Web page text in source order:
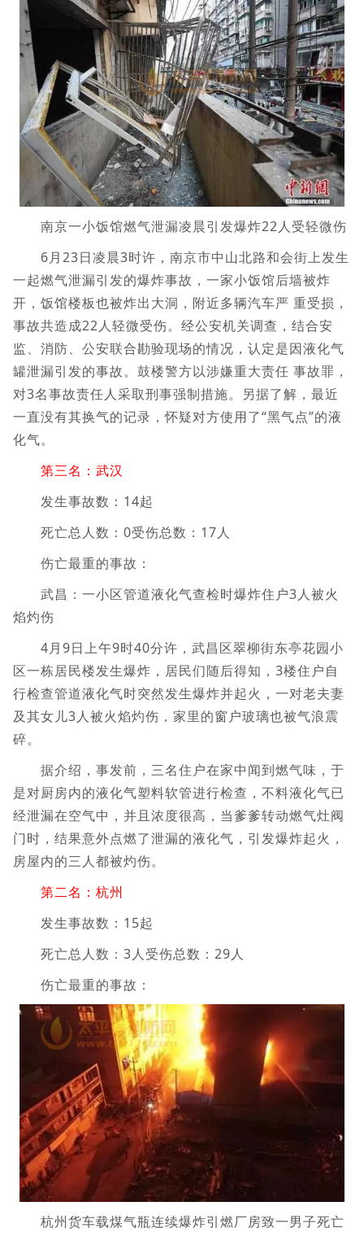
南京一小饭馆燃气泄漏凌晨引发爆炸22人受轻微伤
6月23日凌晨3时许，南京市中山北路和会街上发生
一起燃气泄漏引发的爆炸事故，一家小饭馆后墙被炸
开，饭馆楼板也被炸出大洞，附近多辆汽车严 重受损，
事故共造成22人轻微受伤。经公安机关调查，结合安
监、消防、公安联合勘验现场的情况，认定是因液化气
罐泄漏引发的事故。鼓楼警方以涉嫌重大责任 事故罪，
对3名事故责任人采取刑事强制措施。另据了解，最近
一直没有其换气的记录，怀疑对方使用了“黑气点”的液
化气。
第三名：武汉
发生事故数：14起
死亡总人数：0受伤总数：17人
伤亡最重的事故：
武昌：一小区管道液化气查检时爆炸住户3人被火
焰灼伤
4月9日上午9时40分许，武昌区翠柳街东亭花园小
区一栋居民楼发生爆炸，居民们随后得知，3楼住户自
行检查管道液化气时突然发生爆炸并起火，一对老夫妻
及其女儿3人被火焰灼伤，家里的窗户玻璃也被气浪震
碎。
据介绍，事发前，三名住户在家中闻到燃气味，于
是对厨房内的液化气塑料软管进行检查，不料液化气已
经泄漏在空气中，并且浓度很高，当爹爹转动燃气灶阀
门时，结果意外点燃了泄漏的液化气，引发爆炸起火，
房屋内的三人都被灼伤。
第二名：杭州
发生事故数：15起
死亡总人数：3人受伤总数：29人
伤亡最重的事故：
杭州货车载煤气瓶连续爆炸引燃厂房致一男子死亡